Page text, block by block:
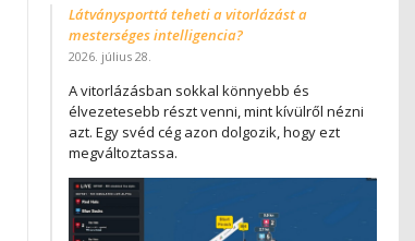
Látványsporttá teheti a vitorlázást a
mesterséges intelligencia?
2026. július 28.
A vitorlázásban sokkal könnyebb és
élvezetesebb részt venni, mint kívülről nézni
azt. Egy svéd cég azon dolgozik, hogy ezt
megváltoztassa.